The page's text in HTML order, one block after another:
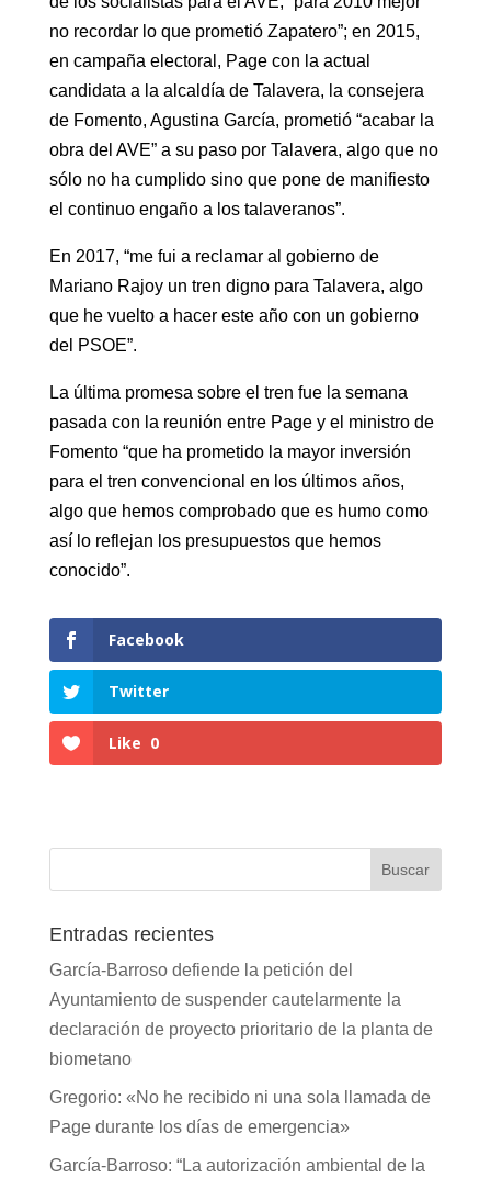
no recordar lo que prometió Zapatero”; en 2015,
en campaña electoral, Page con la actual
candidata a la alcaldía de Talavera, la consejera
de Fomento, Agustina García, prometió “acabar la
obra del AVE” a su paso por Talavera, algo que no
sólo no ha cumplido sino que pone de manifiesto
el continuo engaño a los talaveranos”.
En 2017, “me fui a reclamar al gobierno de
Mariano Rajoy un tren digno para Talavera, algo
que he vuelto a hacer este año con un gobierno
del PSOE”.
La última promesa sobre el tren fue la semana
pasada con la reunión entre Page y el ministro de
Fomento “que ha prometido la mayor inversión
para el tren convencional en los últimos años,
algo que hemos comprobado que es humo como
así lo reflejan los presupuestos que hemos
conocido”.
Facebook
Twitter
Like 0
Entradas recientes
García-Barroso defiende la petición del
Ayuntamiento de suspender cautelarmente la
declaración de proyecto prioritario de la planta de
biometano
Gregorio: «No he recibido ni una sola llamada de
Page durante los días de emergencia»
García-Barroso: “La autorización ambiental de la